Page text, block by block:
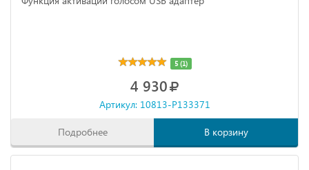
5 (1)
4 930
Артикул: 10813-P133371
Подробнее В корзину